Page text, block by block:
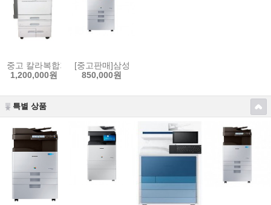
중고 칼라복합기 렉스마크 X950de (A3) 컬러복합기 흑백45 칼라40매
1,200,000원
[중고판매]삼성 X3220NR A3 칼라중고복합기 분당
850,000원
특별 상품